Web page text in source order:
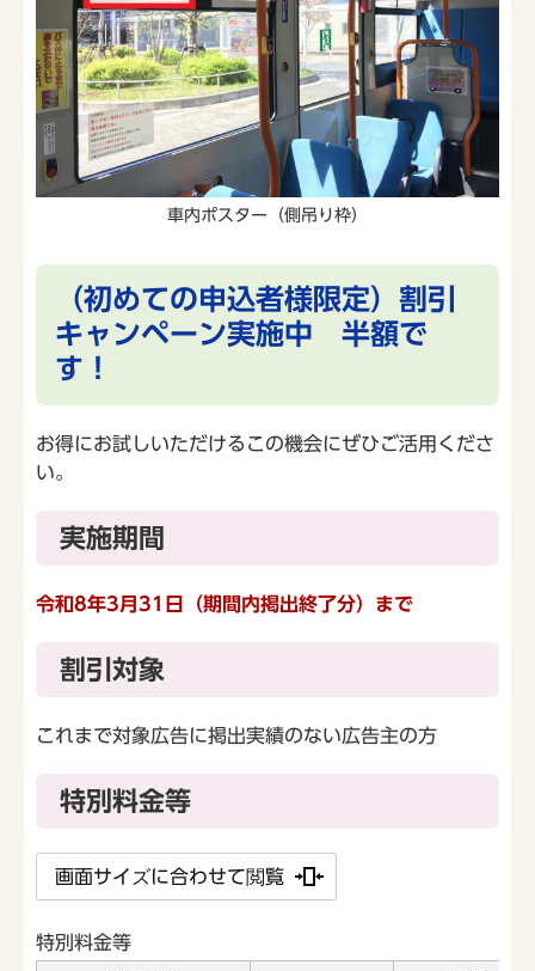
車内ポスター（側吊り枠）
（初めての申込者様限定）割引
キャンペーン実施中 半額で
す！
お得にお試しいただけるこの機会にぜひご活用くださ
い。
実施期間
令和8年3月31日（期間内掲出終了分）まで
割引対象
これまで対象広告に掲出実績のない広告主の方
特別料金等
画面サイズに合わせて閲覧
特別料金等